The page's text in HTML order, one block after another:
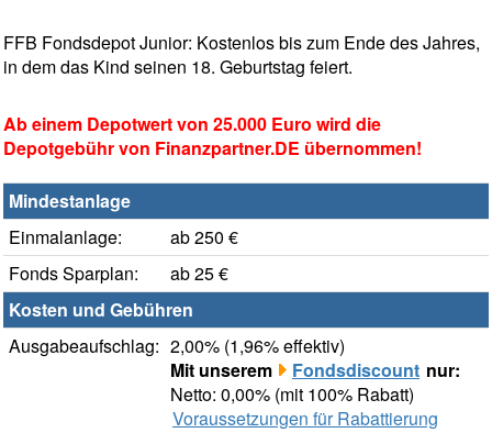
FFB Fondsdepot Junior: Kostenlos bis zum Ende des Jahres,
in dem das Kind seinen 18. Geburtstag feiert.
Ab einem Depotwert von 25.000 Euro wird die
Depotgebühr von Finanzpartner.DE übernommen!
Mindestanlage
Einmalanlage:
ab 250 €
Fonds Sparplan:
ab 25 €
Kosten und Gebühren
Ausgabeaufschlag: 2,00% (1,96% effektiv)
Mit unserem
Fondsdiscount nur:
Netto: 0,00% (mit 100% Rabatt)
Voraussetzungen für Rabattierung